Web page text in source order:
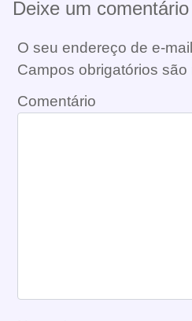
Deixe um comentário
O seu endereço de e-
Campos obrigatórios
Comentário